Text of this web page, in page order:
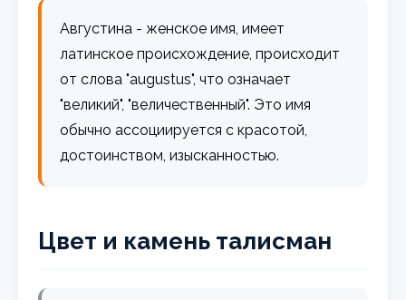
Августина - женское имя, имеет
латинское происхождение, происходит
от слова "augustus", что означает
"великий", "величественный". Это имя
обычно ассоциируется с красотой,
достоинством, изысканностью.
Цвет и камень талисман